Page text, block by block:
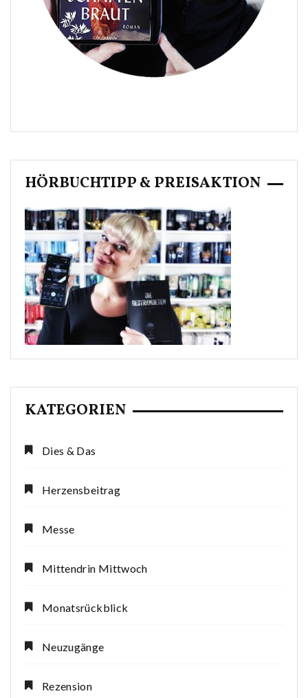
HÖRBUCHTIPP & PREISAKTION
KATEGORIEN
Dies & Das
Herzensbeitrag
Messe
Mittendrin Mittwoch
Monatsrückblick
Neuzugänge
Rezension